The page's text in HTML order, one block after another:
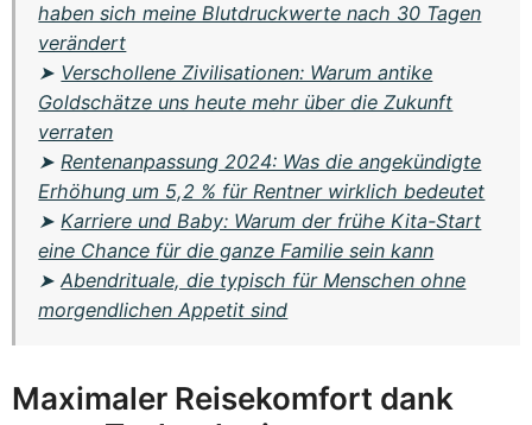
haben sich meine Blutdruckwerte nach 30 Tagen
verändert
➤ Verschollene Zivilisationen: Warum antike
Goldschätze uns heute mehr über die Zukunft
verraten
➤ Rentenanpassung 2024: Was die angekündigte
Erhöhung um 5,2 % für Rentner wirklich bedeutet
➤ Karriere und Baby: Warum der frühe Kita-Start
eine Chance für die ganze Familie sein kann
➤Abendrituale, die typisch für Menschen ohne
morgendlichen Appetit sind
Maximaler Reisekomfort dank